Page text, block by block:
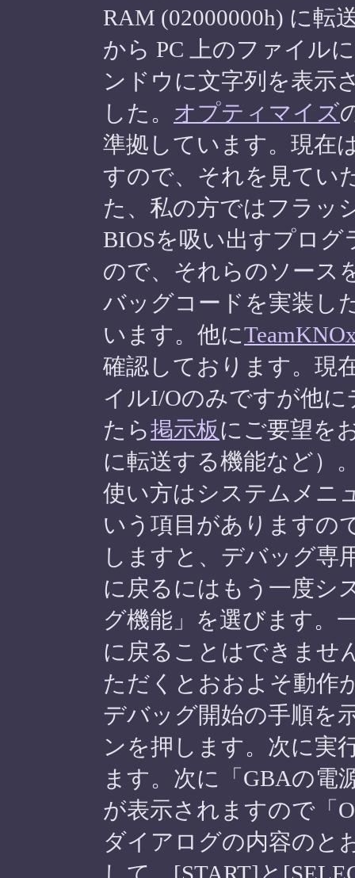
RAM (02000000h) に転
から PC 上のファイル
ンドウに文字列を表示
した。 オプティマイズ
準拠しています。現在
すので、それを見てい
た、私の方ではフラッ
BIOSを吸い出すプロ
ので、それらのソース
バッグコードを実装し
います。他に
確認しております。現
イルI/Oのみですが他
たら掲示板にご要望を
に転送する機能など）
使い方はシステムメニ
いう項目がありますの
しますと、デバッグ専
に戻るにはもう一度シ
グ機能」を選びます。
に戻ることはできませ
ただくとおおよそ動作
デバッグ開始の手順を
ンを押します。次に実
ます。次に「GBAの電
が表示されますので「
ダイアログの内容のと